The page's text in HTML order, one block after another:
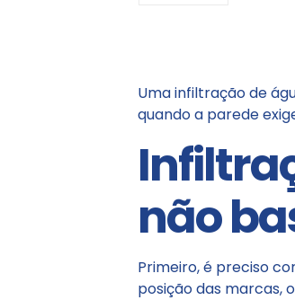
Uma infiltração de
quando a parede
não
Primeiro, é preciso
posição das marcas,